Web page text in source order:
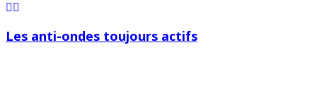
Les anti-ondes toujours actifs